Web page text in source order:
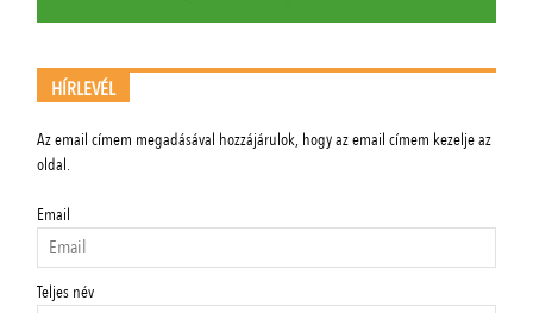
HÍRLEVÉL
Az email címem megadásával hozzájárulok, hogy az email címem kezelje az
oldal.
Email
Teljes név